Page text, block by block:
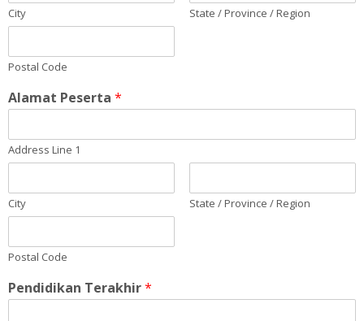
City State / Province / Region
Postal Code
Alamat Peserta *
Address Line 1
City State / Province / Region
Postal Code
Pendidikan Terakhir*